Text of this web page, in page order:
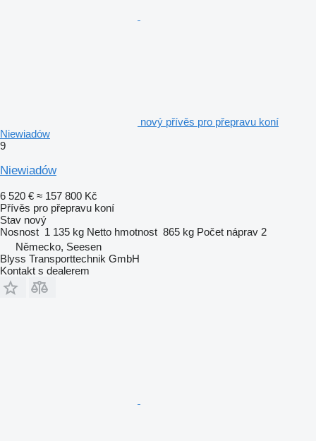
nový přívěs pro přepravu koní
Niewiadów
9
Niewiadów
6 520 € ≈ 157 800 Kč
Přívěs pro přepravu koní
Stav nový
Nosnost 1 135 kg Netto hmotnost 865 kg Počet náprav 2
Německo, Seesen
Blyss Transporttechnik GmbH
Kontakt s dealerem